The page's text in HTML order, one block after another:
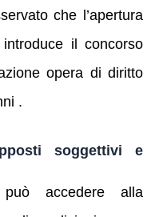
che l’apertura
il concorso
opera di diritto
.
soggettivi e
accedere alla